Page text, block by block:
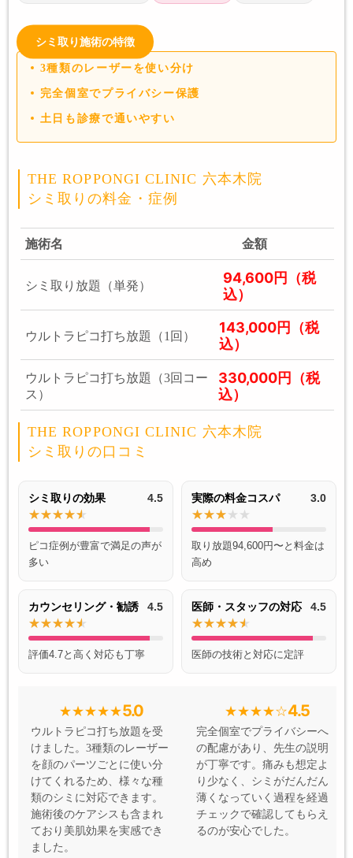
シミ取り施術の特徴
3種類のレーザーを使い分け
完全個室でプライバシー保護
土日も診療で通いやすい
THE ROPPONGI CLINIC 六本木院
シミ取りの料金・症例
施術名 金額
シミ取り放題（単発）
94,600円（税
込）
ウルトラピコ打ち放題（1回）
143,000円（税
込）
ウルトラピコ打ち放題（3回コー
ス）
330,000円（税
込）
THE ROPPONGI CLINIC 六本木院
シミ取りの口コミ
シミ取りの効果 4.5
ピコ症例が豊富で満足の声が
多い
実際の料金コスパ 3.0
取り放題94,600円〜と料金は
高め
カウンセリング・勧誘 4.5
評価4.7と高く対応も丁寧
医師・スタッフの対応 4.5
医師の技術と対応に定評
5.0
ウルトラピコ打ち放題を受
けました。3種類のレーザー
を顔のパーツごとに使い分
けてくれるため、様々な種
類のシミに対応できます。
施術後のケアシスも含まれ
ており美肌効果を実感でき
ました。
4.5
完全個室でプライバシーへ
の配慮があり、先生の説明
が丁寧です。痛みも想定よ
り少なく、シミがだんだん
薄くなっていく過程を経過
チェックで確認してもらえ
るのが安心でした。